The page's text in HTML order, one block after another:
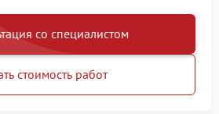
со специалистом
стоимость работ